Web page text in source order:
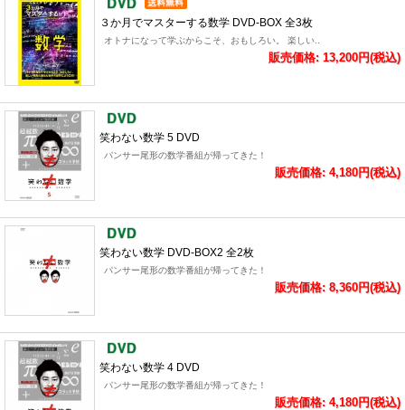
３か月でマスターする数学 DVD-BOX 全3枚
オトナになって学ぶからこそ、おもしろい。 楽しい..
販売価格: 13,200円(税込)
笑わない数学 5 DVD
パンサー尾形の数学番組が帰ってきた！
販売価格: 4,180円(税込)
笑わない数学 DVD-BOX2 全2枚
パンサー尾形の数学番組が帰ってきた！
販売価格: 8,360円(税込)
笑わない数学 4 DVD
パンサー尾形の数学番組が帰ってきた！
販売価格: 4,180円(税込)